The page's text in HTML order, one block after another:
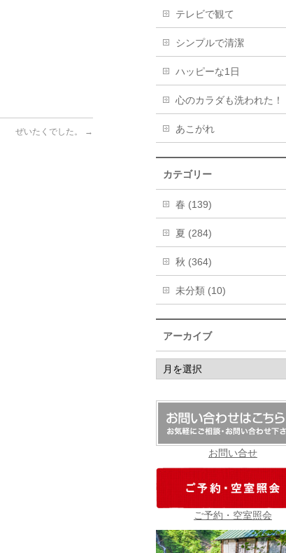
ぜいたくでした。 →
テレビで観て
シンプルで清潔
ハッピーな1日
心のカラダも洗われた！
あこがれ
カテゴリー
春 (139)
夏 (284)
秋 (364)
未分類 (10)
アーカイブ
ア
ー
イ
お問い合せ
ご予約・空室照会